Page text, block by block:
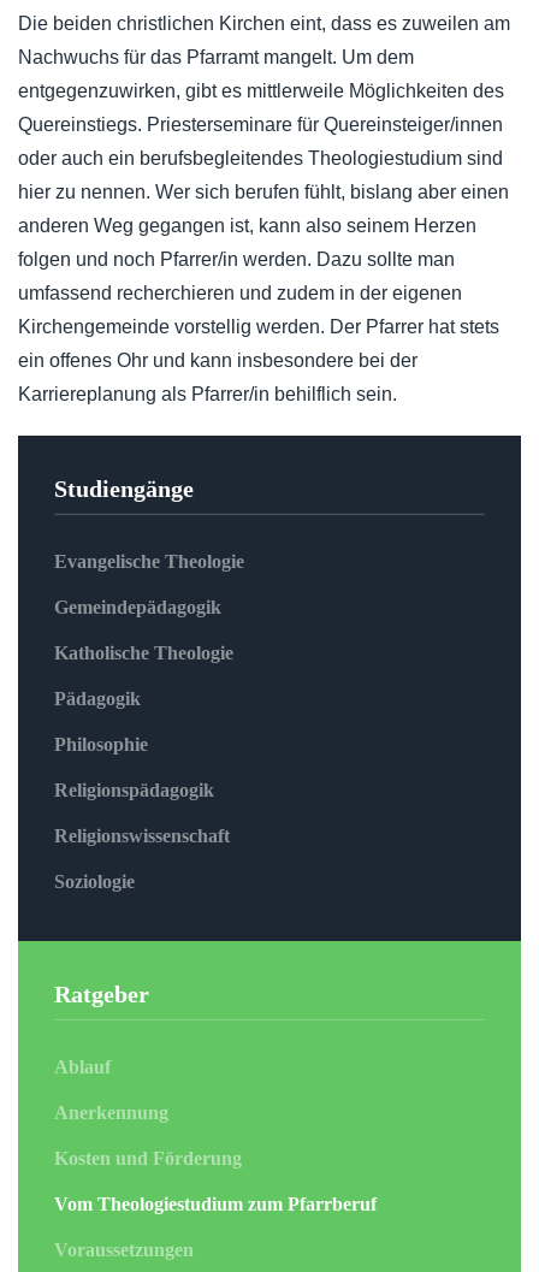
Die beiden christlichen Kirchen eint, dass es zuweilen am
Nachwuchs für das Pfarramt mangelt. Um dem
entgegenzuwirken, gibt es mittlerweile Möglichkeiten des
Quereinstiegs. Priesterseminare für Quereinsteiger/innen
oder auch ein berufsbegleitendes Theologiestudium sind
hier zu nennen. Wer sich berufen fühlt, bislang aber einen
anderen Weg gegangen ist, kann also seinem Herzen
folgen und noch Pfarrer/in werden. Dazu sollte man
umfassend recherchieren und zudem in der eigenen
Kirchengemeinde vorstellig werden. Der Pfarrer hat stets
ein offenes Ohr und kann insbesondere bei der
Karriereplanung als Pfarrer/in behilflich sein.
Studiengänge
Evangelische Theologie
Gemeindepädagogik
Katholische Theologie
Pädagogik
Philosophie
Religionspädagogik
Religionswissenschaft
Soziologie
Ratgeber
Ablauf
Anerkennung
Kosten und Förderung
Vom Theologiestudium zum Pfarrberuf
Voraussetzungen